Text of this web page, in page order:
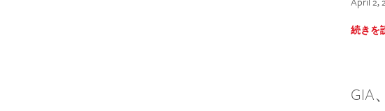
続きを
GIA